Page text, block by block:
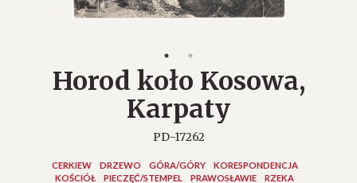
Horod koło Kosowa,
Karpaty
PD-17262
CERKIEW DRZEWO GÓRA/GÓRY
KORESPONDENCJA
KOŚCIÓŁ
PIECZĘĆ/STEMPEL PRAWOSŁAWIE RZEKA